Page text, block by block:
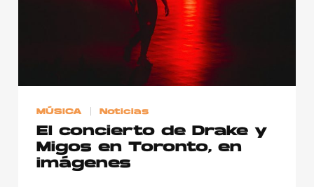
MÚSICA Noticias
El concierto de Drake y
Migos en Toronto, en
imágenes